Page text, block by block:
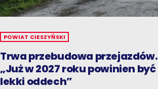
POWIAT CIESZYŃSKI
Trwa przebudowa przejazdów.
„Już w 2027 roku powinien być
lekki oddech”